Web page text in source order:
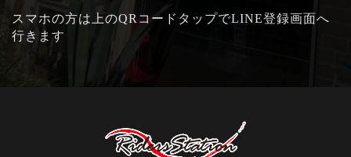
スマホの方は上のQRコードタップでLINE登録画面へ
行きます